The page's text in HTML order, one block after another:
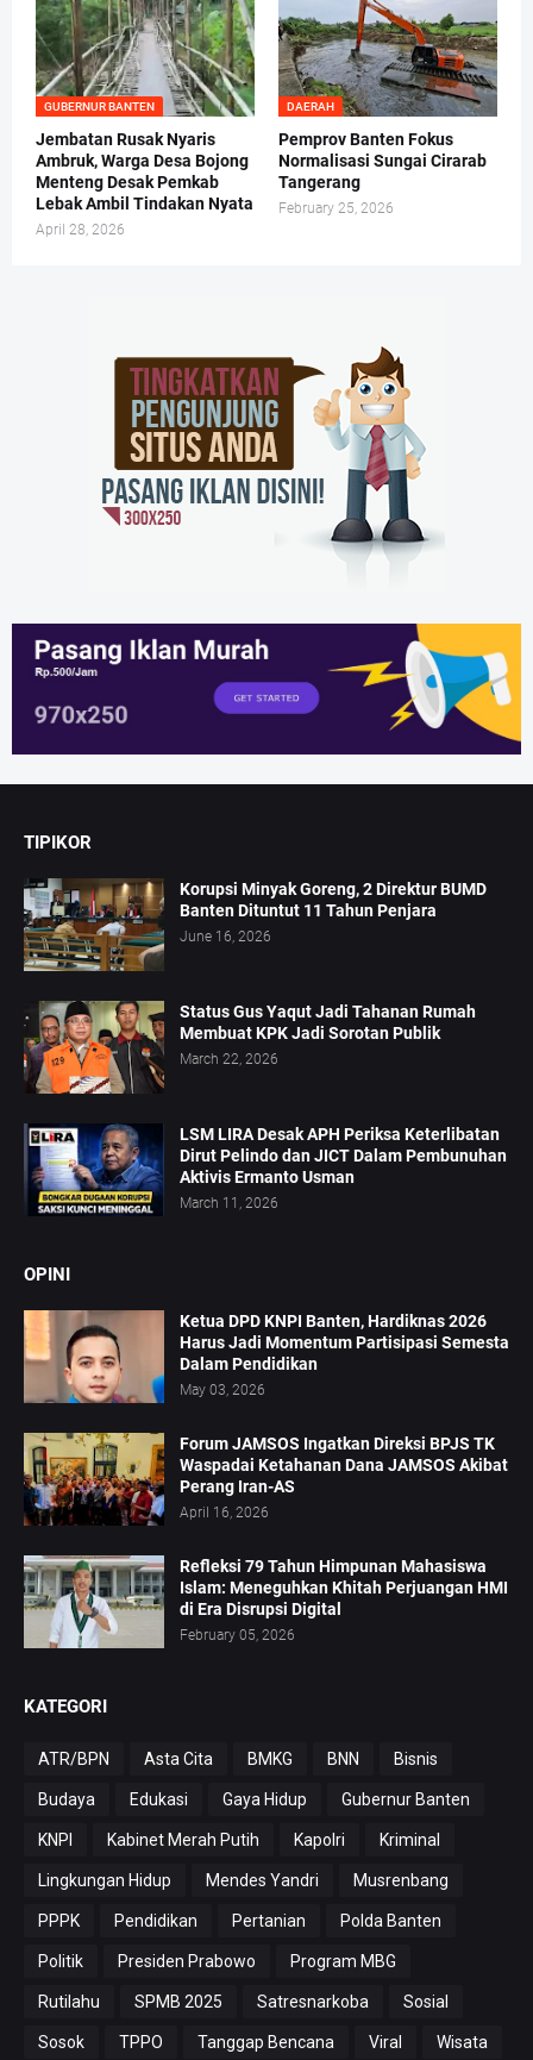
GUBERNUR BANTEN
Jembatan Rusak Nyaris
Ambruk, Warga Desa Bojong
Menteng Desak Pemkab
Lebak Ambil Tindakan Nyata
April 28, 2026
DAERAH
Pemprov Banten Fokus
Normalisasi Sungai Cirarab
Tangerang
February 25, 2026
TIPIKOR
Korupsi Minyak Goreng, 2 Direktur BUMD
Banten Dituntut 11 Tahun Penjara
June 16, 2026
Status Gus Yaqut Jadi Tahanan Rumah
Membuat KPK Jadi Sorotan Publik
March 22, 2026
LSM LIRA Desak APH Periksa Keterlibatan
Dirut Pelindo dan JICT Dalam Pembunuhan
Aktivis Ermanto Usman
March 11, 2026
OPINI
Ketua DPD KNPI Banten, Hardiknas 2026
Harus Jadi Momentum Partisipasi Semesta
Dalam Pendidikan
May 03, 2026
Forum JAMSOS Ingatkan Direksi BPJS TK
Waspadai Ketahanan Dana JAMSOS Akibat
Perang Iran-AS
April 16, 2026
Refleksi 79 Tahun Himpunan Mahasiswa
Islam: Meneguhkan Khitah Perjuangan HMI
di Era Disrupsi Digital
February 05, 2026
KATEGORI
ATR/BPN Asta Cita BMKG BNN Bisnis
Budaya Edukasi Gaya Hidup Gubernur Banten
KNPI Kabinet Merah Putih Kapolri Kriminal
Lingkungan Hidup Mendes Yandri Musrenbang
PPPK Pendidikan Pertanian Polda Banten
Politik Presiden Prabowo Program MBG
Rutilahu SPMB 2025 Satresnarkoba Sosial
Sosok TPPO Tanggap Bencana Viral Wisata